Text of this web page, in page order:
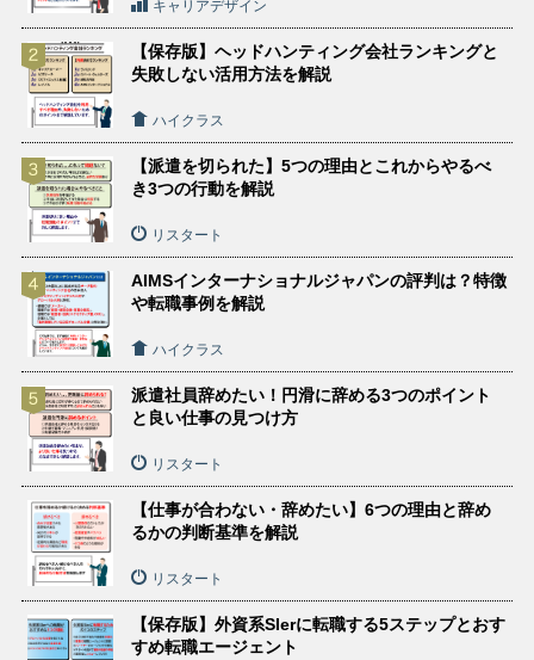
キャリアデザイン
【保存版】ヘッドハンティング会社ランキングと
失敗しない活用方法を解説
ハイクラス
【派遣を切られた】5つの理由とこれからやるべ
き3つの行動を解説
リスタート
AIMSインターナショナルジャパンの評判は？特徴
や転職事例を解説
ハイクラス
派遣社員辞めたい！円滑に辞める3つのポイント
と良い仕事の見つけ方
リスタート
【仕事が合わない・辞めたい】6つの理由と辞め
るかの判断基準を解説
リスタート
【保存版】外資系SIerに転職する5ステップとおす
すめ転職エージェント